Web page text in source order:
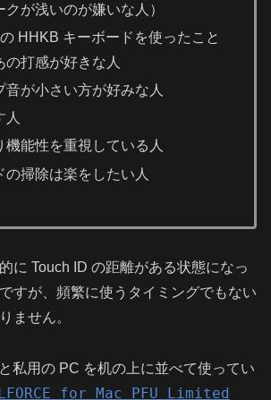
クが浅いのが嫌いな人）
HHKB キーボードを使ったこと
の打感が好きな人
音が小さい方が好みな人
人
機能性を重視している人
の掃除は楽をしたい人
に Touch ID の距離がある状態になっ
すが、頻繁に使うタイミングでもない
ません。
私用の PC を机の上に並べて使ってい
for Mac PFU Limited